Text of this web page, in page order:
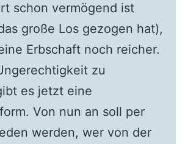
schon vermögend ist
große Los gezogen hat),
Erbschaft noch reicher.
zu
es jetzt eine
Von nun an soll per
werden, wer von der